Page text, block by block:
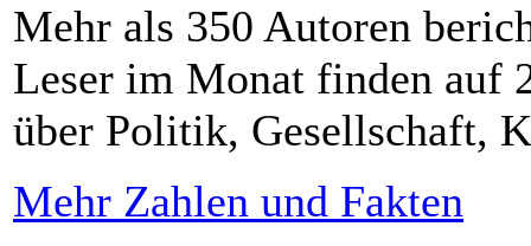
Mehr als 350 Autoren
Leser im Monat finden auf
über Politik, Gesellschaft,
Mehr Zahlen und Fakten